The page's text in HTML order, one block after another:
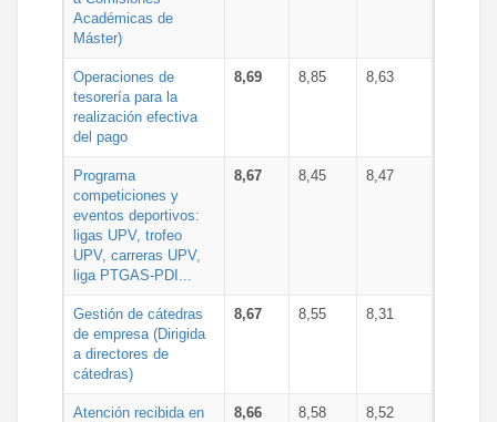
Académicas de
Máster)
Operaciones de
tesorería para la
realización efectiva
del pago
8,69 8,85 8,63
Programa
competiciones y
eventos deportivos:
ligas UPV, trofeo
UPV, carreras UPV,
liga PTGAS-PDI...
8,67 8,45 8,47
Gestión de cátedras
de empresa (Dirigida
a directores de
cátedras)
8,67 8,55 8,31
Atención recibida en
8,66 8,58 8,52